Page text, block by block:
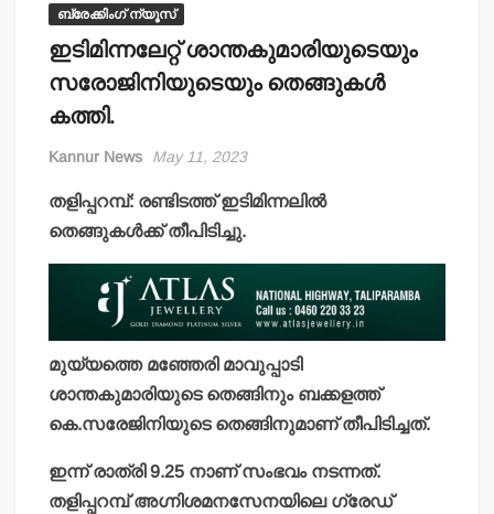
ബ്രേക്കിംഗ് ന്യൂസ്
ഇടിമിന്നലേറ്റ് ശാന്തകുമാരിയുടെയും
സരോജിനിയുടെയും തെങ്ങുകള്‍
കത്തി.
Kannur News May 11, 2023
തളിപ്പറമ്പ്: രണ്ടിടത്ത് ഇടിമിന്നലില്‍
തെങ്ങുകള്‍ക്ക് തീപിടിച്ചു.
മുയ്യത്തെ മഞ്ഞേരി മാവുപ്പാടി
ശാന്തകുമാരിയുടെ തെങ്ങിനും ബക്കളത്ത്
കെ.സരേജിനിയുടെ തെങ്ങിനുമാണ് തീപിടിച്ചത്.
ഇന്ന് രാത്രി 9.25 നാണ് സംഭവം നടന്നത്.
തളിപ്പറമ്പ് അഗ്നിശമനസേനയിലെ ഗ്രേഡ്